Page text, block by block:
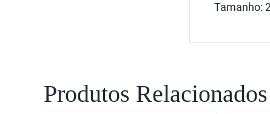
Tamanho:
Produtos Relacionados